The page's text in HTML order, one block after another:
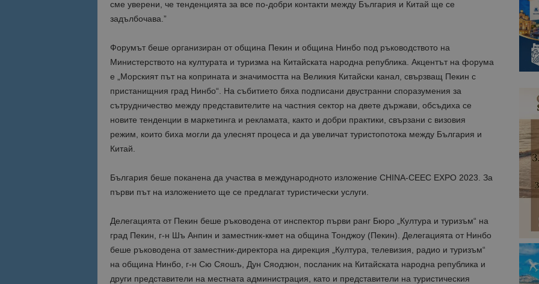
сме уверени, че тенденцията за все по-добри контакти между България и Китай ще се
задълбочава.”
Форумът беше организиран от община Пекин и община Нинбо под ръководството на
Министерството на културата и туризма на Китайската народна република. Акцентът на форума
е „Морският път на коприната и значимостта на Великия Китайски канал, свързващ Пекин с
пристанищния град Нинбо“. На събитието бяха подписани двустранни споразумения за
сътрудничество между представителите на частния сектор на двете държави, обсъдиха се
новите тенденции в маркетинга и рекламата, както и добри практики, свързани с визовия
режим, които биха могли да улеснят процеса и да увеличат туристопотока между България и
Китай.
България беше поканена да участва в международното изложение CHINA-CEEC EXPO 2023. За
първи път на изложението ще се предлагат туристически услуги.
Делегацията от Пекин беше ръководена от инспектор първи ранг Бюро „Култура и туризъм“ на
град Пекин, г-н Шъ Анпин и заместник-кмет на община Тонджоу (Пекин). Делегацията от Нинбо
беше ръководена от заместник-директора на дирекция „Култура, телевизия, радио и туризъм“
на община Нинбо, г-н Сю Сяошъ, Дун Сяодзюн, посланик на Китайската народна република и
други представители на местната администрация, като и представители на туристическия
is_visitor_unique
StatCounter
.statcounter.com
1 година
1 месец
Тази бисквитка се използва, за да се
уникален за сайта чрез присвояване на
помага за проследяване на посетителите на
взаимодействие с уебсайта за статистически
is_unique
StatCounter
Ltd
1 година
1 месец
Тази бисквитка е зададена от StatCounter, за
сте за първи път или завръщащ се посетител.
_ga_B09EBBY8PY .bgtourism.bg
1 година
1 месец
Тази бисквитка се използва от Google
състоянието на сесията.
Тази бисквитка се използва от Google
_ga_FK650GXHRZ
.bgtourism.bg
1 година
1 месец
Тази бисквитка се използва от Google
.bgtourism.bg
1 месец
Името на тази бисквитка е свързано с Google
което е значителна актуализация на по-често
услуга за анализ на Google. Тази бисквитка се
разграничаване на уникални потребители
произволно генериран номер като
Той се включва във всяка заявка за страница
използва за изчисляване на данни за
кампании за отчетите за анализ на сайтовете.
sc_is_visitor_unique
StatCounter Ltd
.bgtourism.bg
Използва се за съхраняване
Декларацията за поверителност на Google